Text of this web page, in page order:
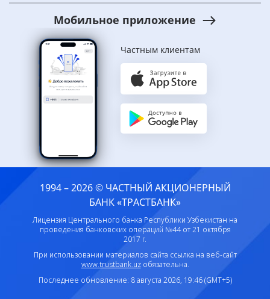
Мобильное приложение
Частным клиентам
1994 – 2026 © ЧАСТНЫЙ АКЦИОНЕРНЫЙ
БАНК «ТРАСТБАНК»
Лицензия Центрального банка Республики Узбекистан на
проведения банковских операций №44 от 21 октября
2017 г.
При использовании материалов сайта ссылка на веб-сайт
www.trustbank.uzобязательна.
Последнее обновление: 8 августа 2026, 19:46 (GMT+5)